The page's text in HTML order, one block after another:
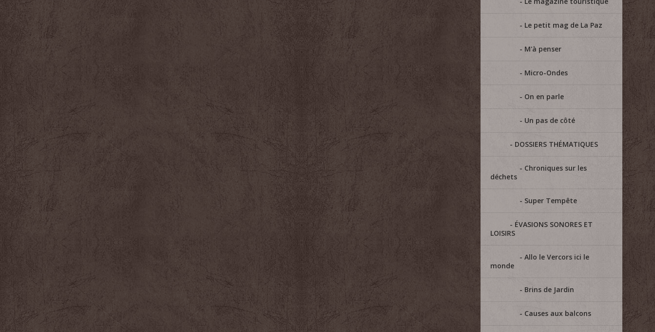
Le petit mag de La Paz
M'à penser
Micro-Ondes
On en parle
Un pas de côté
DOSSIERS THÉMATIQUES
Chroniques sur les
déchets
Super Tempête
ÉVASIONS SONORES ET
LOISIRS
Allo le Vercors ici le
monde
Brins de Jardin
Causes aux balcons